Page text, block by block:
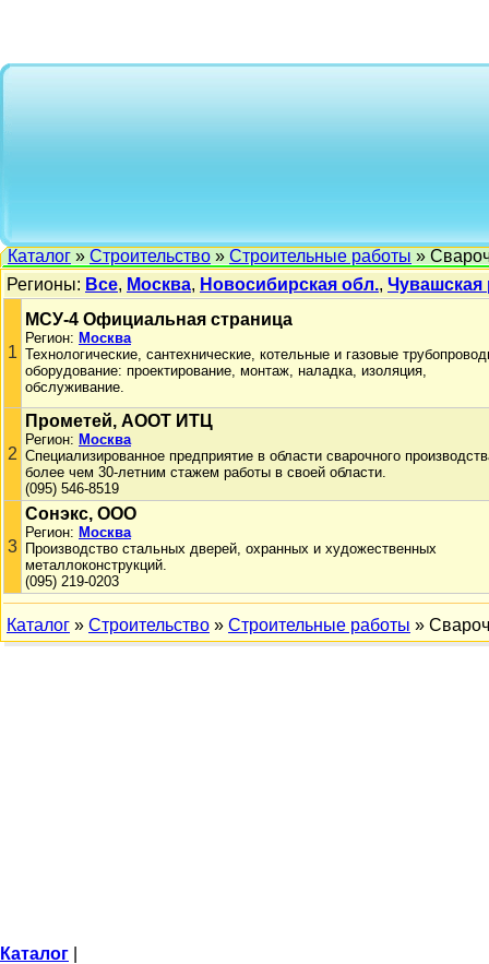
Каталог » Строительство » Строительные работы »
Регионы: Все, Москва, Новосибирская обл., Чувашская
1
МСУ-4 Официальная страница
Регион: Москва
Технологические, сантехнические, котельные и газовые
оборудование: проектирование, монтаж, наладка, изоляция,
обслуживание.
2
Прометей, АООТ ИТЦ
Регион: Москва
Специализированное предприятие в области сварочного
более чем 30-летним стажем работы в своей области.
(095) 546-8519
3
Сонэкс, ООО
Регион: Москва
Производство стальных дверей, охранных и художественных
металлоконструкций.
(095) 219-0203
Каталог » Строительство » Строительные работы »
Каталог